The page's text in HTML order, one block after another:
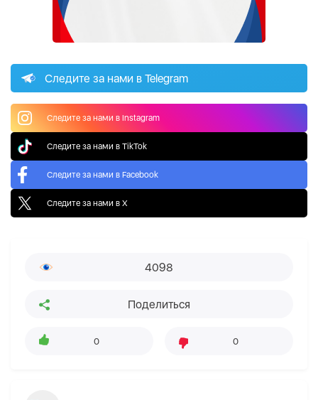
Следите за нами в Telegram
Следите за нами в Instagram
Следите за нами в TikTok
Следите за нами в Facebook
Следите за нами в X
4098
Поделиться
0 0